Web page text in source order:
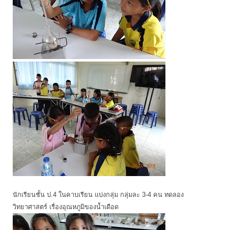
นักเรียนชั้น ป.4 ในคาบเรียน แบ่งกลุ่ม กลุ่มละ 3-4 คน ทดลอง
วิทยาศาสตร์ เรื่องอุณหภูมิของน้ำเดือด